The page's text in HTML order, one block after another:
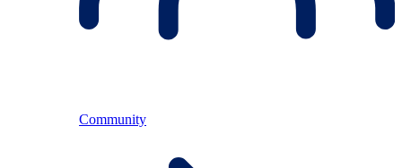
Community